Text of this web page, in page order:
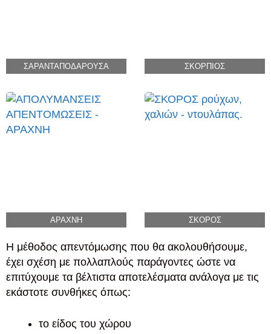
ΣΑΡΑΝΤΑΠΟΔΑΡΟΥΣΑ ΣΚΟΡΠΙΟΣ
ΑΡΑΧΝΗ ΣΚΟΡΟΣ
Η μέθοδος απεντόμωσης που θα ακολουθήσουμε,
έχει σχέση με πολλαπλούς παράγοντες ώστε να
επιτύχουμε τα βέλτιστα αποτελέσματα ανάλογα με τις
εκάστοτε συνθήκες όπως:
το είδος του χώρου